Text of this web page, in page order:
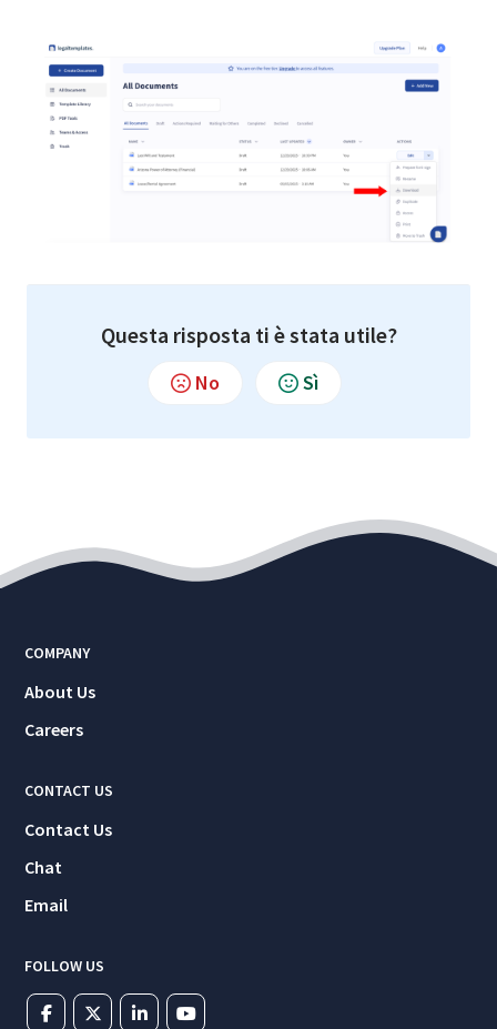
Questa risposta ti è stata utile?
No Sì
COMPANY
About Us
Careers
CONTACT US
Contact Us
Chat
Email
FOLLOW US